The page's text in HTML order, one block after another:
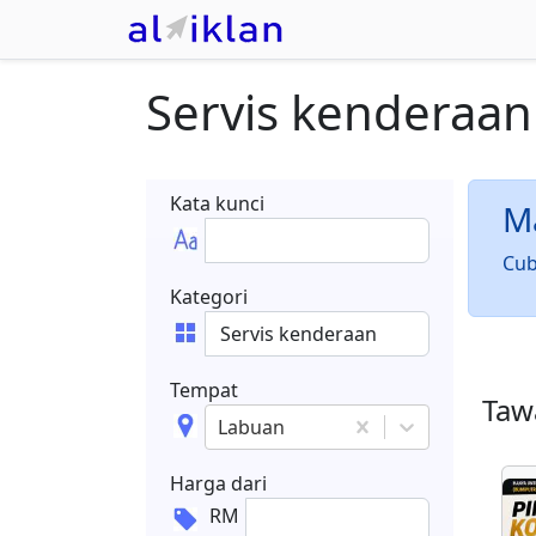
Servis kenderaan
Kata kunci
Kategori
Tempat
Labuan
Harga dari
RM